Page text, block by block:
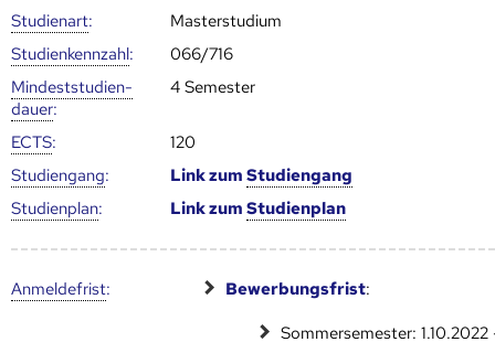
Studienart:
Masterstudium
Studien­kenn­zahl:
066/716
Mindest­studien­
dauer:
4 Semester
ECTS:
120
Studien­gang: Link zumStudien­gang
Studien­plan: Link zumStudien­plan
Anmelde­frist: Bewerbungsfrist:
Sommersemester: 1.10.2022